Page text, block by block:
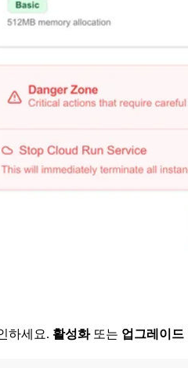
하세요. 활성화또는 업그레이드